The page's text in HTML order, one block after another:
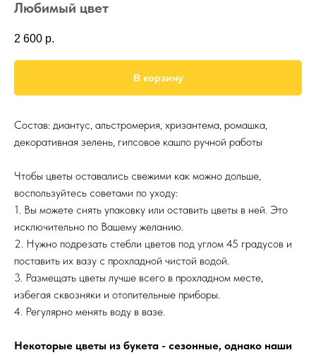
Любимый цвет
2 600 р.
В корзину
Состав: диантус, альстромерия, хризантема, ромашка,
декоративная зелень, гипсовое кашпо ручной работы
Чтобы цветы оставались свежими как можно дольше,
воспользуйтесь советами по уходу:
1. Вы можете снять упаковку или оставить цветы в ней. Это
исключительно по Вашему желанию.
2. Нужно подрезать стебли цветов под углом 45 градусов и
поставить их вазу с прохладной чистой водой.
3. Размещать цветы лучше всего в прохладном месте,
избегая сквозняки и отопительные приборы.
4. Регулярно менять воду в вазе.
Некоторые цветы из букета - сезонные, однако наши